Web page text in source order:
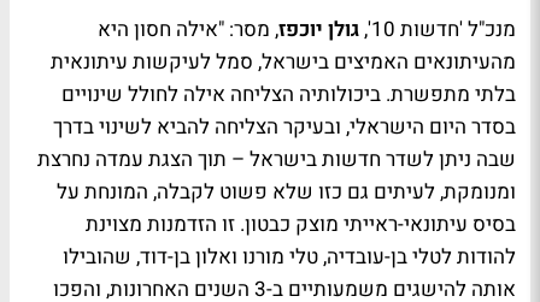
מנכ"ל 'חדשות 10',
גולן יוכפז, מסר: "אילה חסון היא
מהעיתונאים האמיצים בישראל, סמל לעיקשות עיתונאית
בלתי מתפשרת. ביכולותיה הצליחה אילה לחולל שינויים
בסדר היום הישראלי, ובעיקר הצליחה להביא לשינוי בדרך
שבה ניתן לשדר חדשות בישראל – תוך הצגת עמדה נחרצת
ומנומקת, לעיתים גם כזו שלא פשוט לקבלה, המונחת על
בסיס עיתונאי-ראייתי מוצק כבטון. זו הזדמנות מצוינת
להודות לטלי בן-עובדיה, טלי מורנו ואלון בן-דוד, שהובילו
אותה להישגים משמעותיים ב-3 השנים האחרונות, והפכו